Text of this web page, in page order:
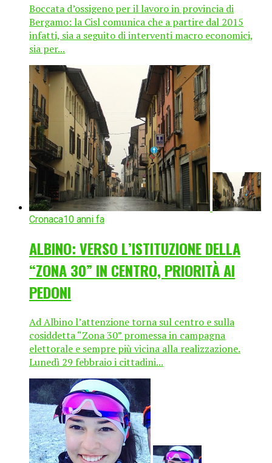
Boccata d’ossigeno per il lavoro in provincia di
Bergamo: la Cisl comunica che a partire dal 2015
infatti, sia a seguito di interventi macro economici,
sia per...
Cronaca10 anni fa
ALBINO: VERSO L’ISTITUZIONE DELLA
“ZONA 30” IN CENTRO, PRIORITÀ AI
PEDONI
Ad Albino l’attenzione torna sul centro e sulla
cosiddetta “Zona 30” promessa in campagna
elettorale e sempre più vicina alla realizzazione.
Lunedì 29 febbraio i cittadini...